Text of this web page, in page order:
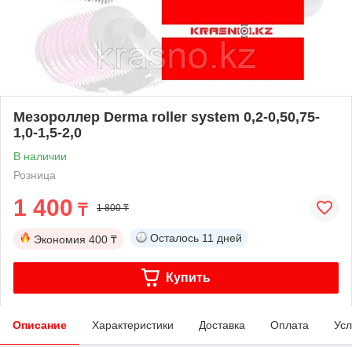
Мезороллер Derma roller system 0,2-0,50,75-
1,0-1,5-2,0
В наличии
Розница
1 400 ₸ 1 800 ₸
Экономия 400 ₸ Осталось 11 дней
Купить
Описание Характеристики Доставка Оплата